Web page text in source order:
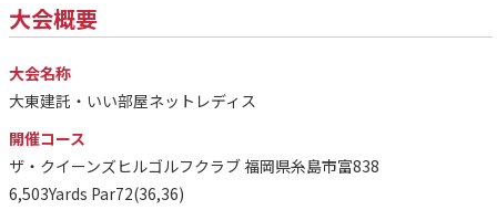
大会概要
大会名称
大東建託・いい部屋ネットレディス
開催コース
ザ・クイーンズヒルゴルフクラブ 福岡県糸島市富838
6,503Yards Par72(36,36)